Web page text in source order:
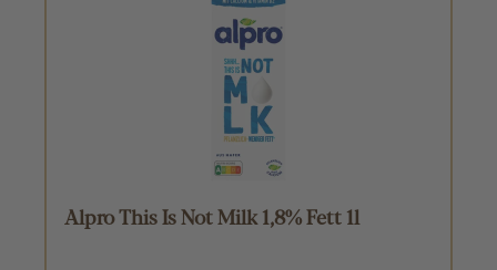
Alpro This Is Not Milk 1,8% Fett 1l